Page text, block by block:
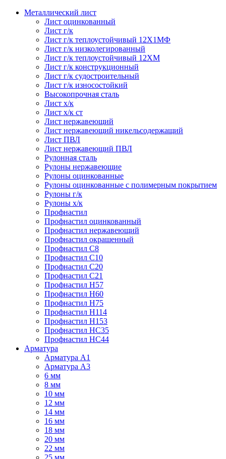
Металлический лист
Лист оцинкованный
Лист г/к
Лист г/к теплоустойчивый 12Х1МФ
Лист г/к низколегированный
Лист г/к теплоустойчивый 12ХМ
Лист г/к конструкционный
Лист г/к судостроительный
Лист г/к износостойкий
Высокопрочная сталь
Лист х/к
Лист х/к ст
Лист нержавеющий
Лист нержавеющий никельсодержащий
Лист ПВЛ
Лист нержавеющий ПВЛ
Рулонная сталь
Рулоны нержавеющие
Рулоны оцинкованные
Рулоны оцинкованные с полимерным покрытием
Рулоны г/к
Рулоны х/к
Профнастил
Профнастил оцинкованный
Профнастил нержавеющий
Профнастил окрашенный
Профнастил С8
Профнастил С10
Профнастил С20
Профнастил С21
Профнастил Н57
Профнастил Н60
Профнастил Н75
Профнастил Н114
Профнастил Н153
Профнастил НС35
Профнастил НС44
Арматура
Арматура А1
Арматура А3
6 мм
8 мм
10 мм
12 мм
14 мм
16 мм
18 мм
20 мм
22 мм
25 мм